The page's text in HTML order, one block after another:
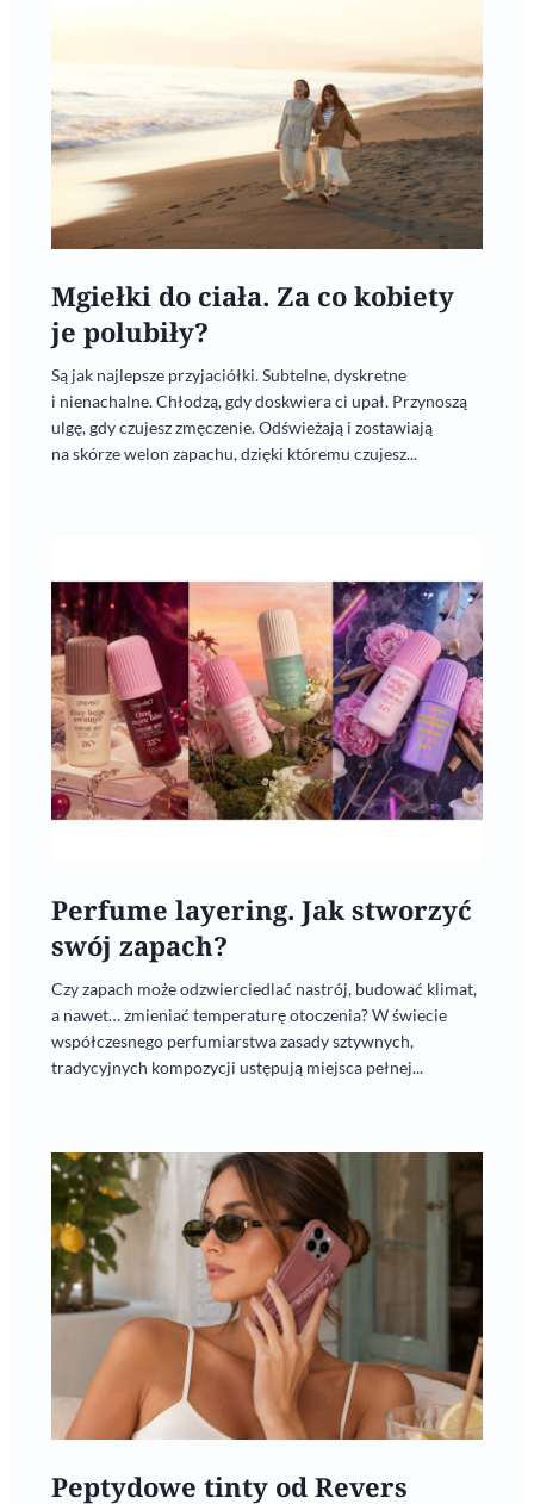
Mgiełki do ciała. Za co kobiety
je polubiły?
Są jak najlepsze przyjaciółki. Subtelne, dyskretne
i nienachalne. Chłodzą, gdy doskwiera ci upał. Przynoszą
ulgę, gdy czujesz zmęczenie. Odświeżają i zostawiają
na skórze welon zapachu, dzięki któremu czujesz...
Perfume layering. Jak stworzyć
swój zapach?
Czy zapach może odzwierciedlać nastrój, budować klimat,
a nawet… zmieniać temperaturę otoczenia? W świecie
współczesnego perfumiarstwa zasady sztywnych,
tradycyjnych kompozycji ustępują miejsca pełnej...
Peptydowe tinty od Revers